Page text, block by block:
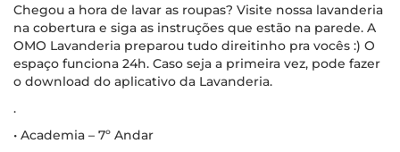
Chegou a hora de lavar as roupas? Visite nossa lavanderia
na cobertura e siga as instruções que estão na parede. A
OMO Lavanderia preparou tudo direitinho pra vocês :) O
espaço funciona 24h. Caso seja a primeira vez, pode fazer
o download do aplicativo da Lavanderia.
.
• Academia – 7º Andar